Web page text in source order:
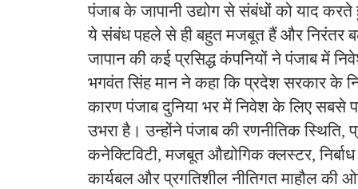
पंजाब के जापानी उद्योग से संबंधों को याद
ये संबंध पहले से ही बहुत मजबूत हैं और निरंतर
जापान की कई प्रसिद्ध कंपनियों ने पंजाब में
भगवंत सिंह मान ने कहा कि प्रदेश सरकार के
कारण पंजाब दुनिया भर में निवेश के लिए सबसे
उभरा है। उन्होंने पंजाब की रणनीतिक स्थिति,
कनेक्टिविटी, मजबूत औद्योगिक क्लस्टर,
कार्यबल और प्रगतिशील नीतिगत माहौल की